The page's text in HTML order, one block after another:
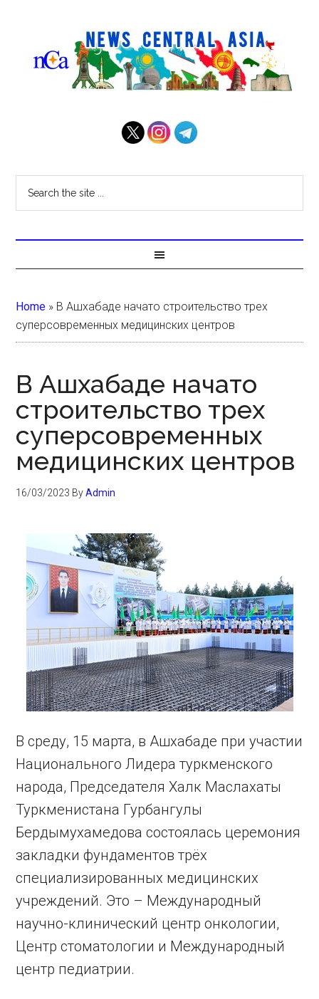
Home » В Ашхабаде начато строительство трех
суперсовременных медицинских центров
В Ашхабаде начато
строительство трех
суперсовременных
медицинских центров
16/03/2023 ByAdmin
В среду, 15 марта, в Ашхабаде при участии
Национального Лидера туркменского
народа, Председателя Халк Маслахаты
Туркменистана Гурбангулы
Бердымухамедова состоялась церемония
закладки фундаментов трёх
специализированных медицинских
учреждений. Это – Международный
научно-клинический центр онкологии,
Центр стоматологии и Международный
центр педиатрии.